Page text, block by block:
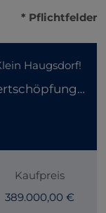
* Pflichtfelder
Lukratives Objekt mit Wertschöpfungspotenzial in Klein Haugsdorf!
Kaufpreis
389.000,00 €